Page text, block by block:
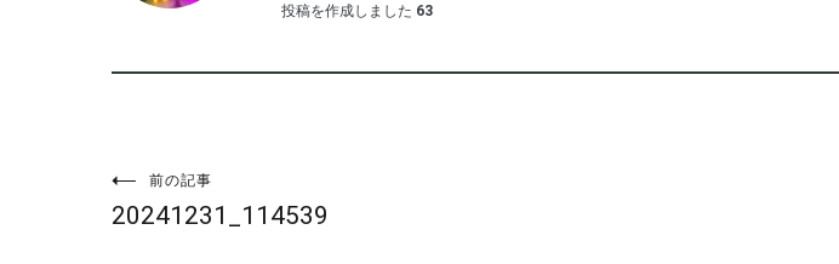
投稿を作成しました 63
投前の記事
20241231_114539